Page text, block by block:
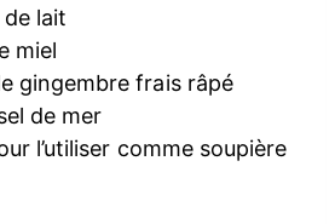
lait
miel
gingembre frais râpé
de mer
l’utiliser comme soupière